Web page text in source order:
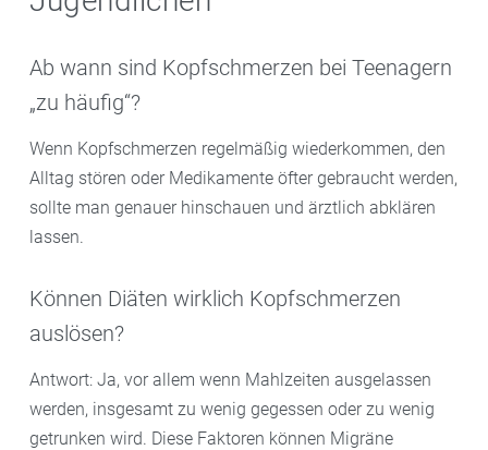
Ab wann sind Kopfschmerzen bei Teenagern
„zu häufig“?
Wenn Kopfschmerzen regelmäßig wiederkommen, den
Alltag stören oder Medikamente öfter gebraucht werden,
sollte man genauer hinschauen und ärztlich abklären
lassen.
Können Diäten wirklich Kopfschmerzen
auslösen?
Antwort: Ja, vor allem wenn Mahlzeiten ausgelassen
werden, insgesamt zu wenig gegessen oder zu wenig
getrunken wird. Diese Faktoren können Migräne